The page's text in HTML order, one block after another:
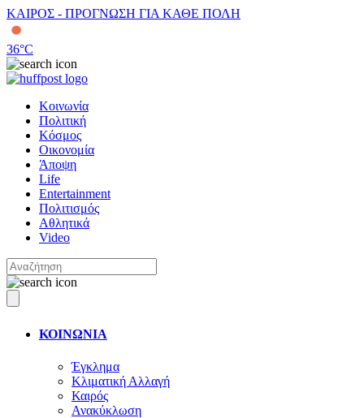
ΚΑΙΡΟΣ - ΠΡΟΓΝΩΣΗ ΓΙΑ ΚΑΘΕ ΠΟΛΗ
36°C
Κοινωνία
Πολιτική
Κόσμος
Οικονομία
Άποψη
Life
Entertainment
Πολιτισμός
Αθλητικά
Video
ΚΟΙΝΩΝΙΑ
Έγκλημα
Κλιματική Αλλαγή
Καιρός
Ανακύκλωση